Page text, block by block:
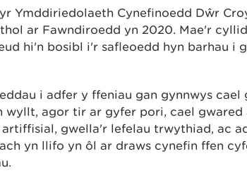
Ymddiriedolaeth Cynefinoedd Dŵr
ar Fawndiroedd yn 2020. Mae'r
hi'n bosibl i'r safleoedd hyn barhau i
i adfer y ffeniau gan gynnwys cael
wyllt, agor tir ar gyfer pori, cael gwared
artiffisial, gwella'r lefelau trwythiad, ac
yn llifo yn ôl ar draws cynefin ffen